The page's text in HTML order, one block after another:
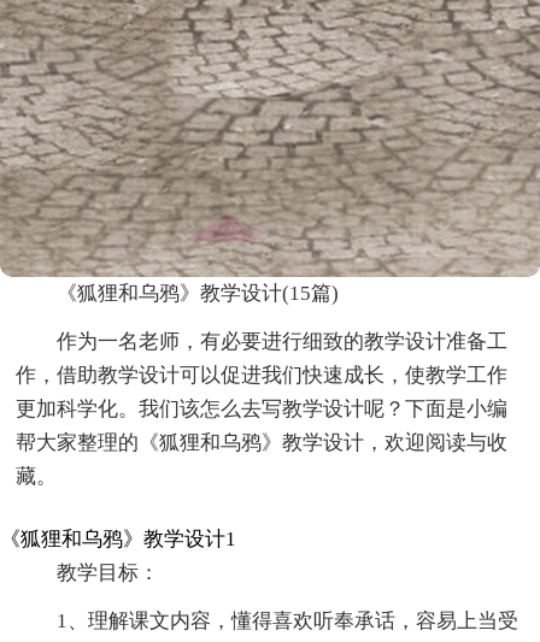
《狐狸和乌鸦》教学设计(15篇)
作为一名老师，有必要进行细致的教学设计准备工
作，借助教学设计可以促进我们快速成长，使教学工作
更加科学化。我们该怎么去写教学设计呢？下面是小编
帮大家整理的《狐狸和乌鸦》教学设计，欢迎阅读与收
藏。
《狐狸和乌鸦》教学设计1
教学目标：
1、理解课文内容，懂得喜欢听奉承话，容易上当受